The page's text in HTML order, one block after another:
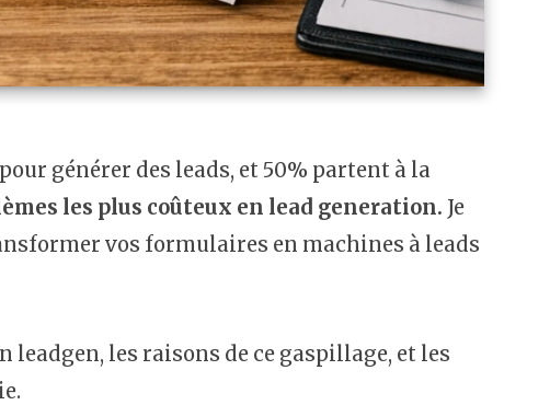
générer des leads, et 50% partent à la
les plus coûteux en lead generation. Je
vos formulaires en machines à leads
les raisons de ce gaspillage, et les